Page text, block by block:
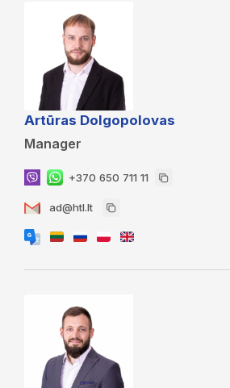
Artūras Dolgopolovas
Manager
+370 650 711 11
ad@htl.lt